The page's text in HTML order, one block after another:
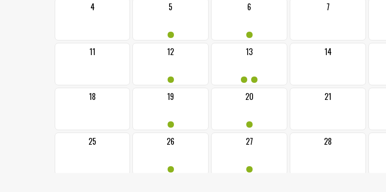
4 5
•
6
•
7
11 12
•
13
••
14
18 19
•
20
•
21
25 26
•
27
•
28